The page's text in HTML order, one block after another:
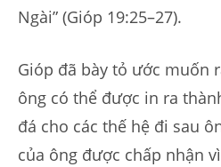
Ngài” (Gióp 19:25–27).
Gióp đã bày tỏ ước muốn
ông có thể được in ra
đá cho các thế hệ đi sau
của ông được chấp nhận